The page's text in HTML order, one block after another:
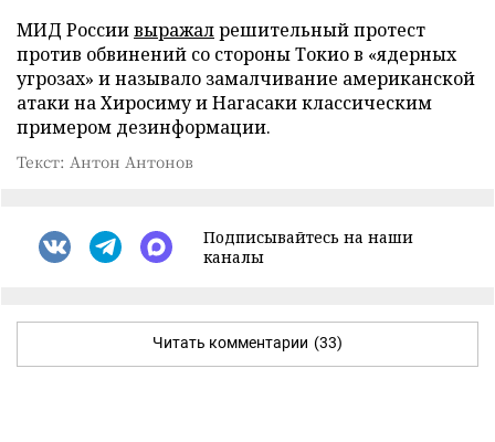
МИД Россиивыражалрешительный протест
против обвинений со стороны Токио в «ядерных
угрозах» и называло замалчивание американской
атаки на Хиросиму и Нагасаки классическим
примером дезинформации.
Текст: Антон Антонов
Подписывайтесь на наши
каналы
Читать комментарии (33)